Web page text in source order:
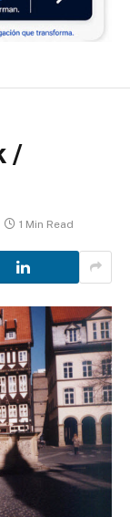
/
1 Min Read